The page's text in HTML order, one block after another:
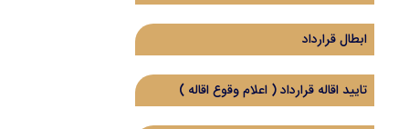
ابطال قرارداد
تایید اقاله قرارداد ( اعلام وقوع اقاله )